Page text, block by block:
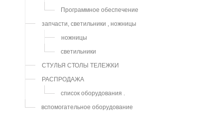
Программное обеспечение
запчасти, светильники , ножницы
ножницы
светильники
СТУЛЬЯ СТОЛЫ ТЕЛЕЖКИ
РАСПРОДАЖА
список оборудования .
вспомогательное оборудование